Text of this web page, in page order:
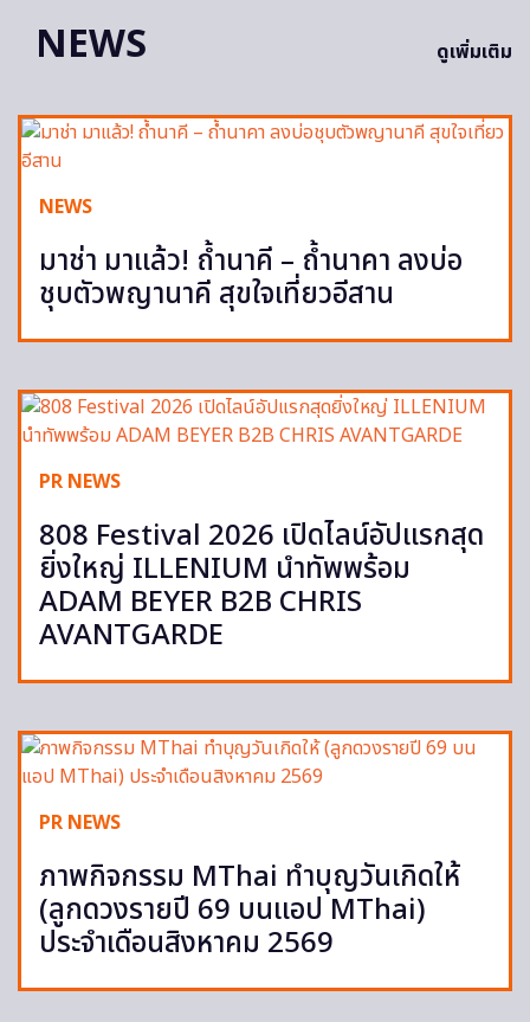
NEWS
ดูเพิ่มเติม
NEWS
มาช่า มาแล้ว! ถ้ำนาคี – ถ้ำนาคา ลงบ่อ
ชุบตัวพญานาคี สุขใจเที่ยวอีสาน
PR NEWS
808 Festival 2026 เปิดไลน์อัปแรกสุด
ยิ่งใหญ่ ILLENIUM นำทัพพร้อม
ADAM BEYER B2B CHRIS
AVANTGARDE
PR NEWS
ภาพกิจกรรม MThai ทำบุญวันเกิดให้
(ลูกดวงรายปี 69 บนแอป MThai)
ประจำเดือนสิงหาคม 2569